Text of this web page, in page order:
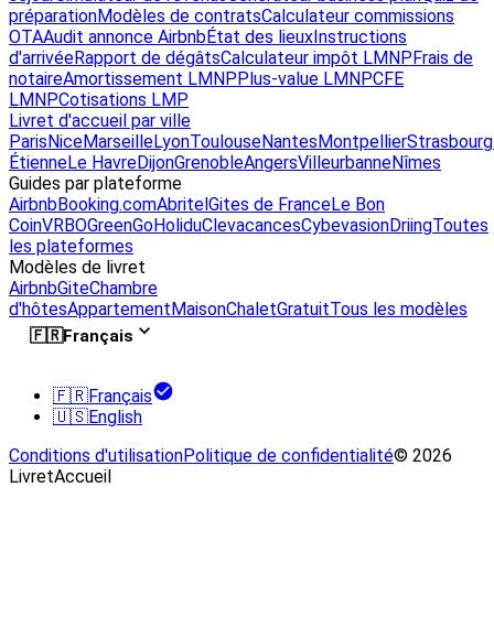
préparationModèles de contratsCalculateur commissions
OTAAudit annonce AirbnbÉtat des lieux Instructions
d'arrivéeRapport de dégâtsCalculateur impôt LMNPFrais de
notaireAmortissement LMNPPlus-value LMNPCFE
LMNPCotisations LMP
Livret d'accueil par ville
Paris NiceMarseilleLyonToulouseNantes MontpellierStrasbourg
ÉtienneLe HavreDijonGrenobleAngersVilleurbanneNîmes
Guides par plateforme
AirbnbBooking.comAbritel Gites de FranceLe Bon
CoinVRBOGreenGoHoliduClevacancesCybevasionDriingToutes
les plateformes
Modèles de livret
AirbnbGiteChambre
d'hôtesAppartement MaisonChaletGratuitTous les modèles
🇫🇷Français
🇫🇷Français
🇺🇸English
Conditions d'utilisationPolitique de confidentialité© 2026
LivretAccueil